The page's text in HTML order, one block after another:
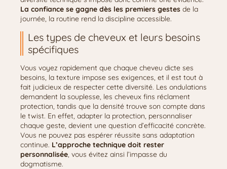
La confiance se gagne dès les premiers gestes de la
journée, la routine rend la discipline accessible.
Les types de cheveux et leurs besoins
spécifiques
Vous voyez rapidement que chaque cheveu dicte ses
besoins, la texture impose ses exigences, et il est tout à
fait judicieux de respecter cette diversité. Les ondulations
demandent la souplesse, les cheveux fins réclament
protection, tandis que la densité trouve son compte dans
le twist. En effet, adapter la protection, personnaliser
chaque geste, devient une question d’efficacité concrète.
Vous ne pouvez pas espérer réussite sans adaptation
continue. L’approche technique doit rester
personnalisée, vous évitez ainsi l’impasse du
dogmatisme.